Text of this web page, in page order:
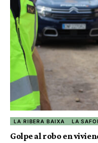
LA RIBERA BAIXA LA
Golpe al robo en